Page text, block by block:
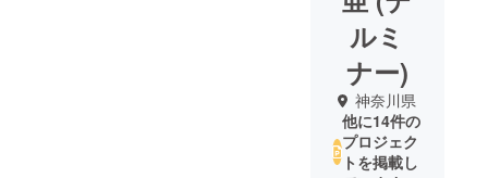
ルミ
ナー)
神奈川県
他に14件の
プロジェク
トを掲載し